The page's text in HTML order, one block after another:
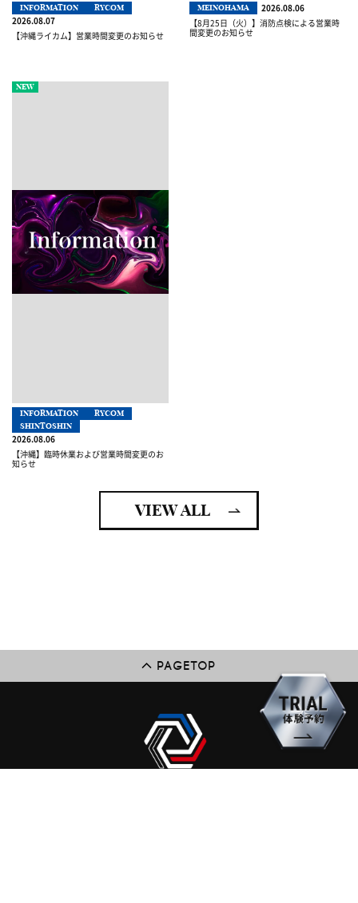
INFORMATION RYCOM
2026.08.07
【沖縄ライカム】営業時間変更のお知らせ
MEINOHAMA
2026.08.06
【8月25日（火）】消防点検による営業時
間変更のお知らせ
NEW
INFORMATION
RYCOM
SHINTOSHIN
2026.08.06
【沖縄】臨時休業および営業時間変更のお
知らせ
VIEW ALL
PAGETOP